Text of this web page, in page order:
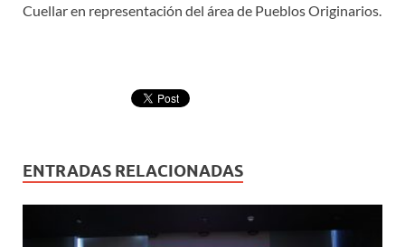
Cuellar en representación del área de Pueblos Originarios.
ENTRADAS RELACIONADAS